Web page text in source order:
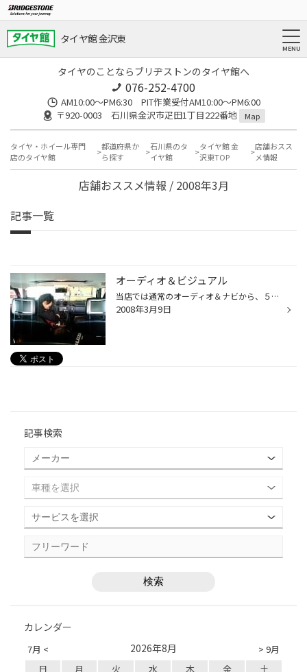
タイヤ館 金沢東
タイヤのことならブリヂストンのタイヤ館へ
076-252-4700
AM10:00～PM6:30 PIT作業受付AM10:00～PM6:00
〒920-0003 石川県金沢市疋田1丁目222番地
Map
タイヤ・ホイール専門
店のタイヤ館
都道府県か
ら探す
石川県のタ
イヤ館
タイヤ館 金
沢東TOP
店舗おスス
メ情報
店舗おススメ情報 / 2008年3月
記事一覧
オーディオ＆ビジュアル
当店では通常のオーディオ＆ナビから、５．１ｃｈシステム、モニター類の取付も致しております。最近では天井に取付のフリップダウンも人気があります。 大口径ホイールも取り扱っております！
2008年3月9日
記事検索
カレンダー
7月 < > 9月
2026年8月
日 月 火 水 木 金
土